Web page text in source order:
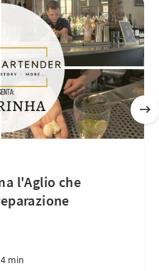
l'Aglio che
min